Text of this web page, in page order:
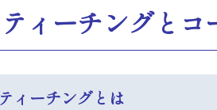
ティーチングとコ
ティーチングとは